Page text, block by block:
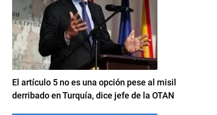
El artículo 5 no es una opción pese al misil
derribado en Turquía, dice jefe de la OTAN